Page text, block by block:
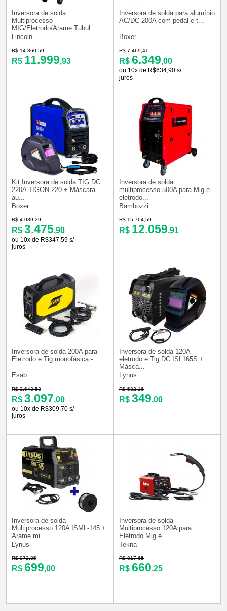
Inversora de solda
Multiprocesso
MIG/Eletrodo/Arame Tubul...
Lincoln
R$ 14.860,59
R$ 11.999,93
Inversora de solda para alumínio
AC/DC 200A com pedal e t...
Boxer
R$ 7.469,41
R$ 6.349,00
ou 10x de R$634,90 s/
juros
Kit Inversora de solda TIG DC
220A TIGON 220 + Máscara
au...
Boxer
R$ 4.089,29
R$ 3.475,90
ou 10x de R$347,59 s/
juros
Inversora de solda
multiprocesso 500A para Mig e
eletrodo...
Bambozzi
R$ 15.764,59
R$ 12.059,91
Inversora de solda 200A para
Eletrodo e Tig monofásica - ...
Esab
R$ 3.643,53
R$ 3.097,00
ou 10x de R$309,70 s/
juros
Inversora de solda 120A
eletrodo e Tig DC ISL165S +
Másca...
Lynus
R$ 532,16
R$ 349,00
Inversora de solda
Multiprocesso 120A ISML-145 +
Arame mi...
Lynus
R$ 972,35
R$ 699,00
Inversora de solda
Multiprocesso 120A para
Eletrodo Mig e...
Tekna
R$ 817,65
R$ 660,25